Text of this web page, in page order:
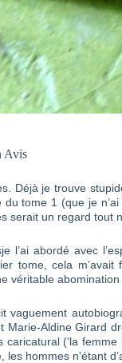
Avis
Déjà je trouve
tome 1 (que je
serait un regard tout
abordé avec
tome, cela
véritable abomination
vaguement
Aldine Girard
(‘la femme
hommes n’étant